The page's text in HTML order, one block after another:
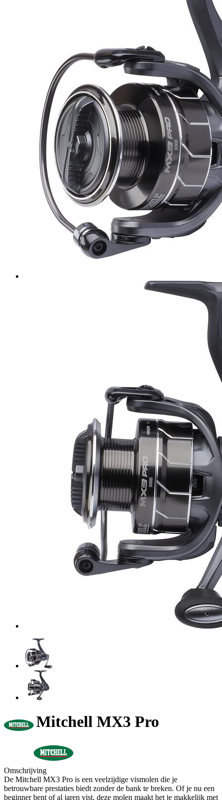
Mitchell MX3 Pro
Omschrijving
De Mitchell MX3 Pro is een veelzijdige vismolen die je
betrouwbare prestaties biedt zonder de bank te breken. Of je nu een
beginner bent of al jaren vist, deze molen maakt het je makkelijk met